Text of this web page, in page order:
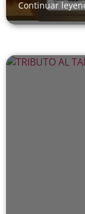
Continuar